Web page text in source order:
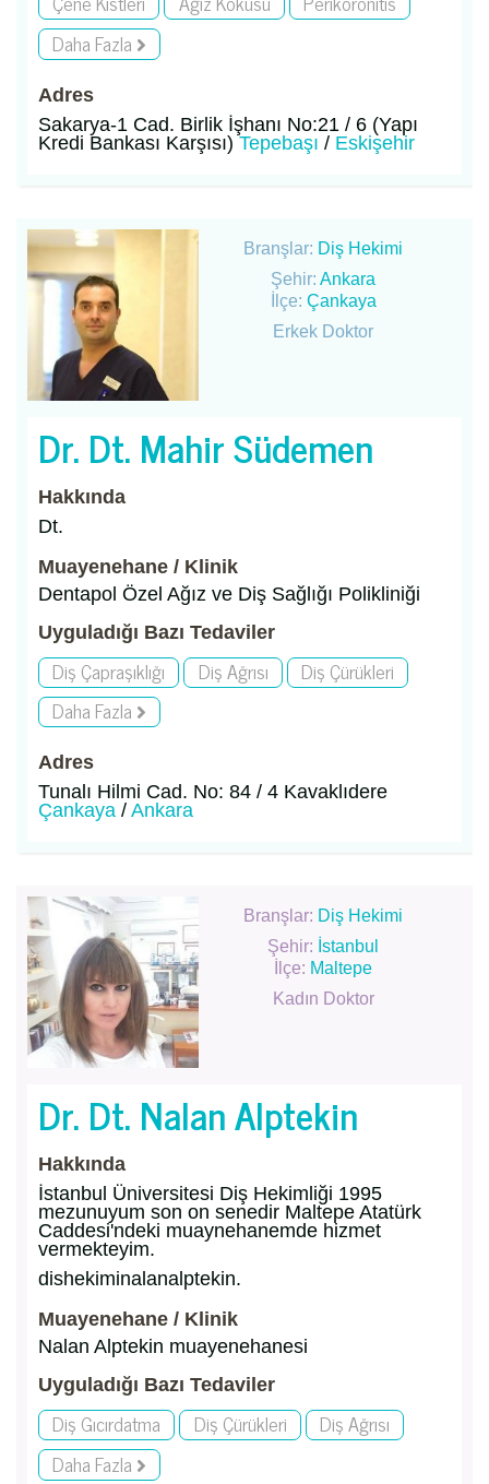
Daha Fazla
Adres
Sakarya-1 Cad. Birlik İşhanı No:21 / 6 (Yapı
Kredi Bankası Karşısı)Tepebaşı / Eskişehir
Branşlar: Diş Hekimi
Şehir:Ankara
İlçe: Çankaya
Erkek Doktor
Dr. Dt. Mahir Südemen
Hakkında
Dt.
Muayenehane / Klinik
Dentapol Özel Ağız ve Diş Sağlığı Polikliniği
Uyguladığı Bazı Tedaviler
Diş Çapraşıklığı Diş Ağrısı
Diş Çürükleri
Daha Fazla
Adres
Tunalı Hilmi Cad. No: 84 / 4 Kavaklıdere
Çankaya / Ankara
Branşlar: Diş Hekimi
Şehir: İstanbul
İlçe: Maltepe
Kadın Doktor
Dr. Dt. Nalan Alptekin
Hakkında
İstanbul Üniversitesi Diş Hekimliği 1995
mezunuyum son on senedir Maltepe Atatürk
Caddesi'ndeki muaynehanemde hizmet
vermekteyim.
dishekiminalanalptekin.
Muayenehane / Klinik
Nalan Alptekin muayenehanesi
Uyguladığı Bazı Tedaviler
Diş Gıcırdatma Diş Çürükleri
Diş Ağrısı
Daha Fazla